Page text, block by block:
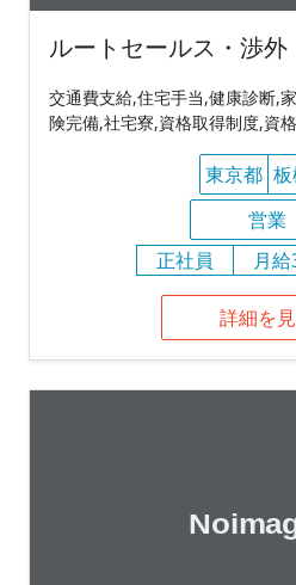
ルートセールス・渉外
交通費支給,住宅手当,健康診断,
険完備,社宅寮,資格取得制度,資
東京都
営業
正社員
月
詳細を